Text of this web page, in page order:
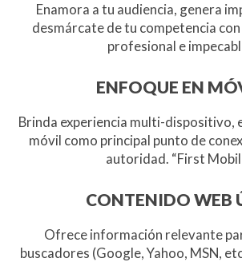
Enamora a tu audiencia, genera
desmárcate de tu competencia
profesional e
ENFOQUE EN
Brinda experiencia multi-dispositivo,
móvil como principal punto de
autoridad. “First
CONTENIDO WEB
Ofrece información relevante
buscadores (Google, Yahoo, MSN,